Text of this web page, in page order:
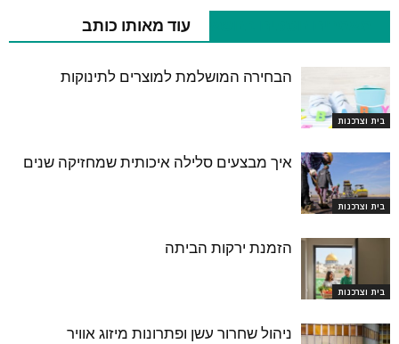
עוד מאותו כותב
בית וצרכנות
הבחירה המושלמת למוצרים לתינוקות
בית וצרכנות
איך מבצעים סלילה איכותית שמחזיקה שנים
בית וצרכנות
הזמנת ירקות הביתה
ניהול שחרור עשן ופתרונות מיזוג אוויר